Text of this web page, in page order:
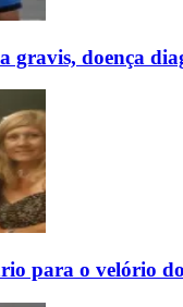
gravis, doença
para o velório